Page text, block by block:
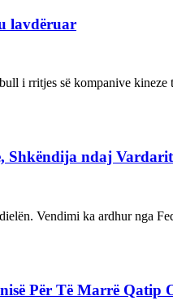
lavdëruar
i rritjes së kompanive
Shkëndija ndaj
Vendimi ka ardhur nga
Për Të Marrë Qatip